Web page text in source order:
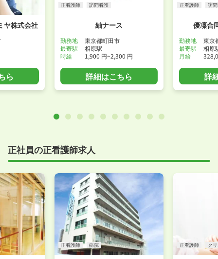
ヤ株式会社
ら
正看護師 訪問看護
紬ナース
勤務地
東京都町田市
最寄駅
相原駅
時給
1,900 円~2,300 円
詳細はこちら
正看護師 訪
優凜合
勤務地
東京
最寄駅
相原
月給
詳
正社員の正看護師求人
正看護師 病院 正看護師 ク